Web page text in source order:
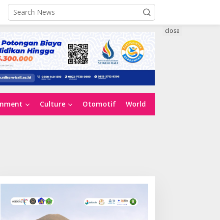
Culture Otomotif World
close